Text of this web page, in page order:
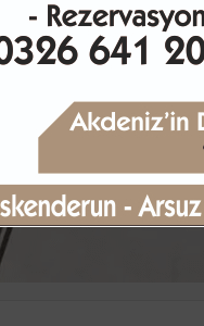
GÜNDEM